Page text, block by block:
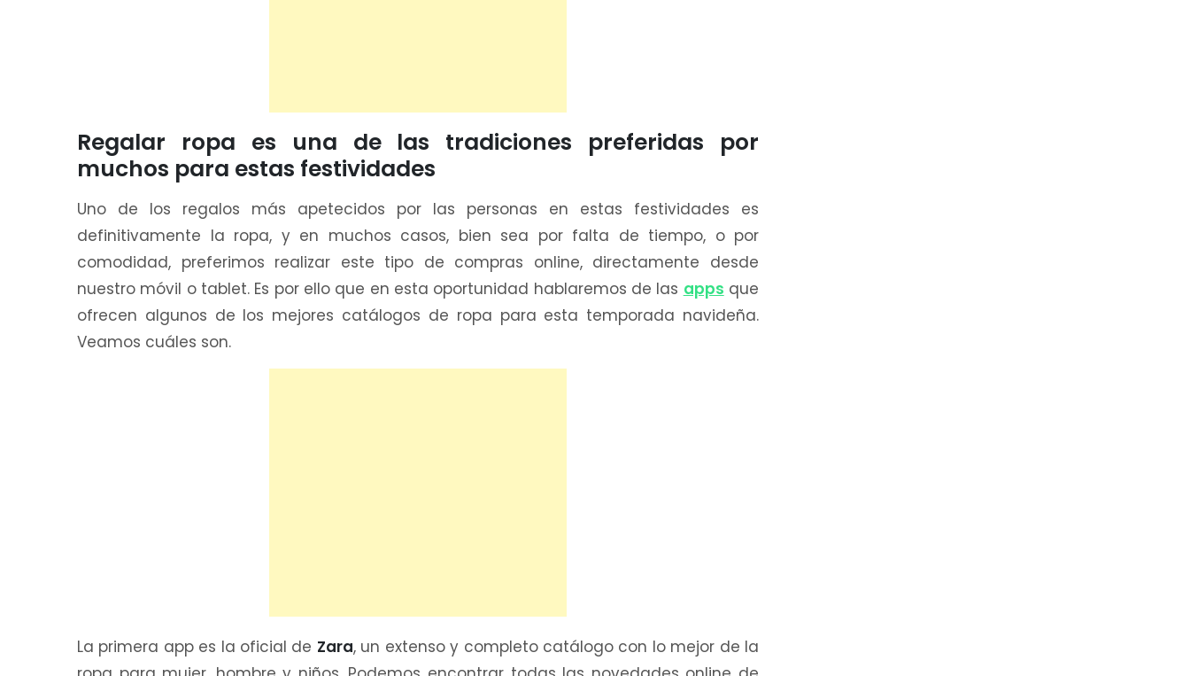
Regalar ropa es una de las tradiciones preferidas por
muchos para estas festividades
Uno de los regalos más apetecidos por las personas en estas festividades es
definitivamente la ropa, y en muchos casos, bien sea por falta de tiempo, o por
comodidad, preferimos realizar este tipo de compras online, directamente desde
nuestro móvil o tablet. Es por ello que en esta oportunidad hablaremos de las apps que
ofrecen algunos de los mejores catálogos de ropa para esta temporada navideña.
Veamos cuáles son.
La primera app es la oficial de Zara, un extenso y completo catálogo con lo mejor de la